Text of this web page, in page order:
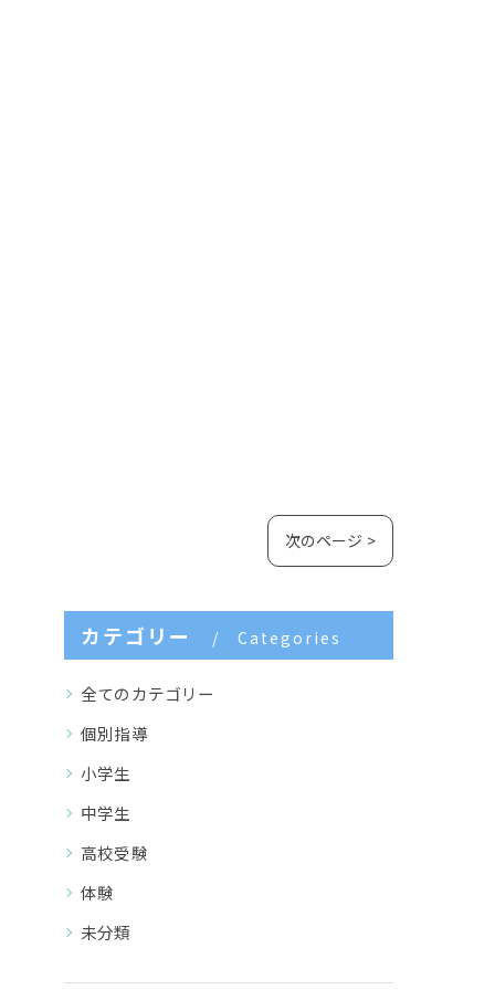
次のページ >
カテゴリー Categories
全てのカテゴリー
個別指導
小学生
中学生
高校受験
体験
未分類